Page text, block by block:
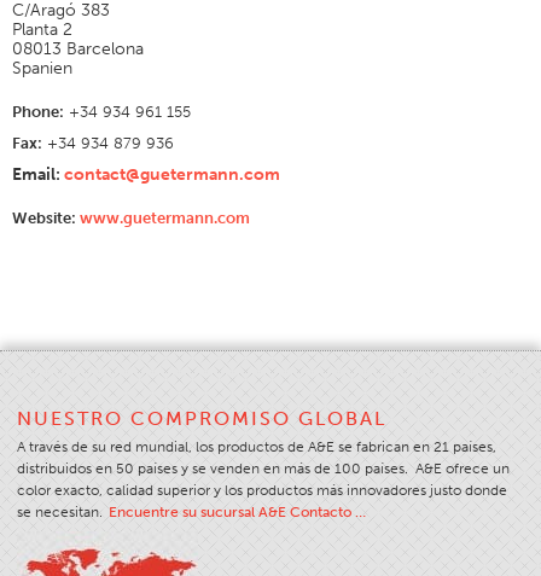
Productos Textiles Para Aplicaciones Técnicas
Aplicación
Productos Para El Consumidor
Marca
Aplicación
Distribuidor
Ciencia Del Color
Herramientas Técnicas
Descripción General
Selección Del Hilo
Mercados De Usuarios Finales
C/Aragó 383
Planta 2
08013 Barcelona
Spanien
Phone: +34 934 961 155
Fax: +34 934 879 936
Email: contact@guetermann.com
Website: www.guetermann.com
NUESTRO COMPROMISO GLOBAL
A través de su red mundial, los productos de A&E se fabrican en 21 países,
distribuidos en 50 países y se venden en más de 100 países. A&E ofrece un
color exacto, calidad superior y los productos más innovadores justo donde
se necesitan.
Encuentre su sucursal A&E Contacto …